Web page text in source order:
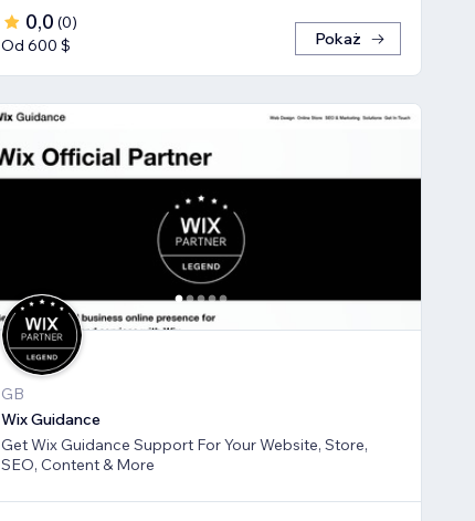
0,0 (0)
Od 600 $
Pokaż
GB
Wix Guidance
Get Wix Guidance Support For Your Website, Store,
SEO, Content & More